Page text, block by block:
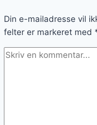
Din e-mailadresse vil
felter er markeret med